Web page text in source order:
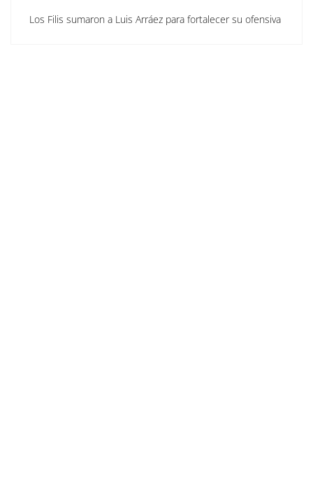
Los Filis sumaron a Luis Arráez para fortalecer su ofensiva